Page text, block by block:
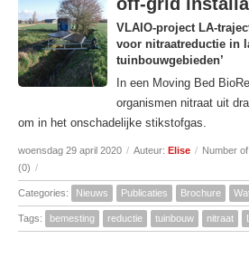
VLAIO-project LA-
voor nitraatreductie in
tuinbouwgebieden’
In een Moving Bed
organismen nitraat uit
om in het onschadelijke stikstofgas.
woensdag 29 april 2020 / Auteur: Elise / Number
(0) /
Categories: Nieuws Publicaties Brochure
Tags: bemesting reductie tuinbouw nitraat